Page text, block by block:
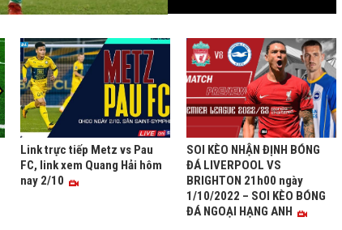
Link trực tiếp Metz vs Pau
FC, link xem Quang Hải hôm
nay 2/10
SOI KÈO NHẬN ĐỊNH BÓNG
ĐÁ LIVERPOOL VS
BRIGHTON 21h00 ngày
1/10/2022 – SOI KÈO BÓNG
ĐÁ NGOẠI HẠNG ANH